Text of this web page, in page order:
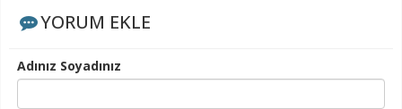
YORUM EKLE
Adınız Soyadınız